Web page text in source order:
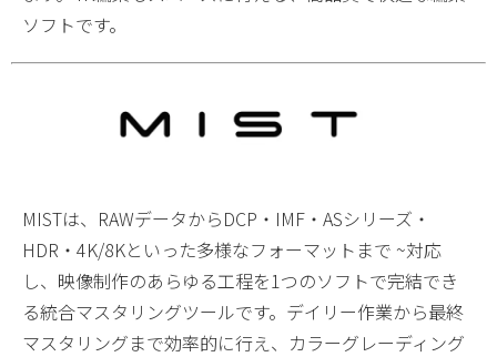
ソフトです。
MISTは、RAWデータからDCP・IMF・ASシリーズ・
HDR・4K/8Kといった多様なフォーマットまで ~対応
し、映像制作のあらゆる工程を1つのソフトで完結でき
る統合マスタリングツールです。デイリー作業から最終
マスタリングまで効率的に行え、カラーグレーディング